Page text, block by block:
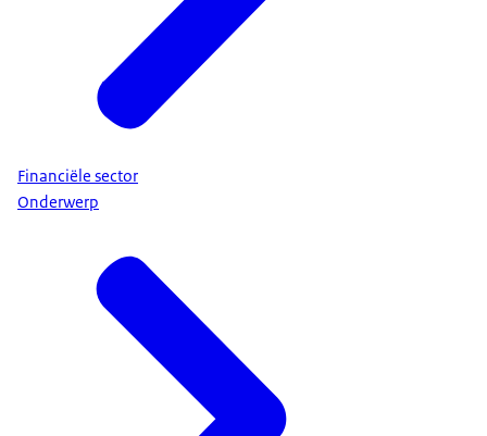
Financiële sector
Onderwerp